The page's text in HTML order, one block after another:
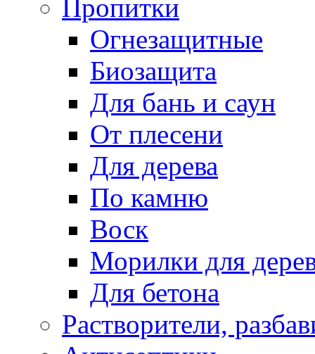
Пропитки
Огнезащитные
Биозащита
Для бань и саун
От плесени
Для дерева
По камню
Воск
Морилки для
Для бетона
Растворители,